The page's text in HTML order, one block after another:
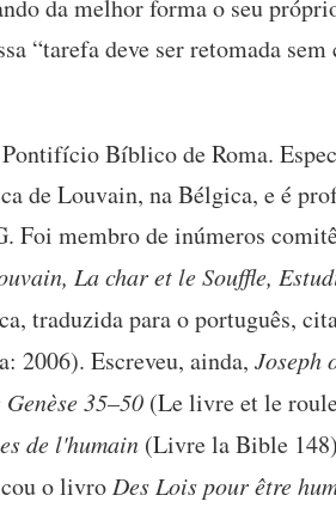
da melhor forma o seu
“tarefa deve ser retomada sem
Bíblico de Roma.
de Louvain, na Bélgica, e é
Foi membro de inúmeros
La char et le Souffle,
traduzida para o português,
2006). Escreveu, ainda, Joseph
35–50 (Le livre et le
de l'humain (Livre la Bible
o livro Des Lois pour être